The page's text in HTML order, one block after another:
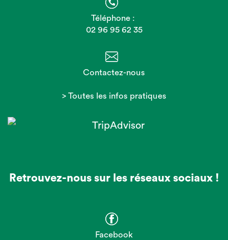
Téléphone :
02 96 95 62 35
Contactez-nous
> Toutes les infos pratiques
Retrouvez-nous sur les réseaux sociaux !
Facebook